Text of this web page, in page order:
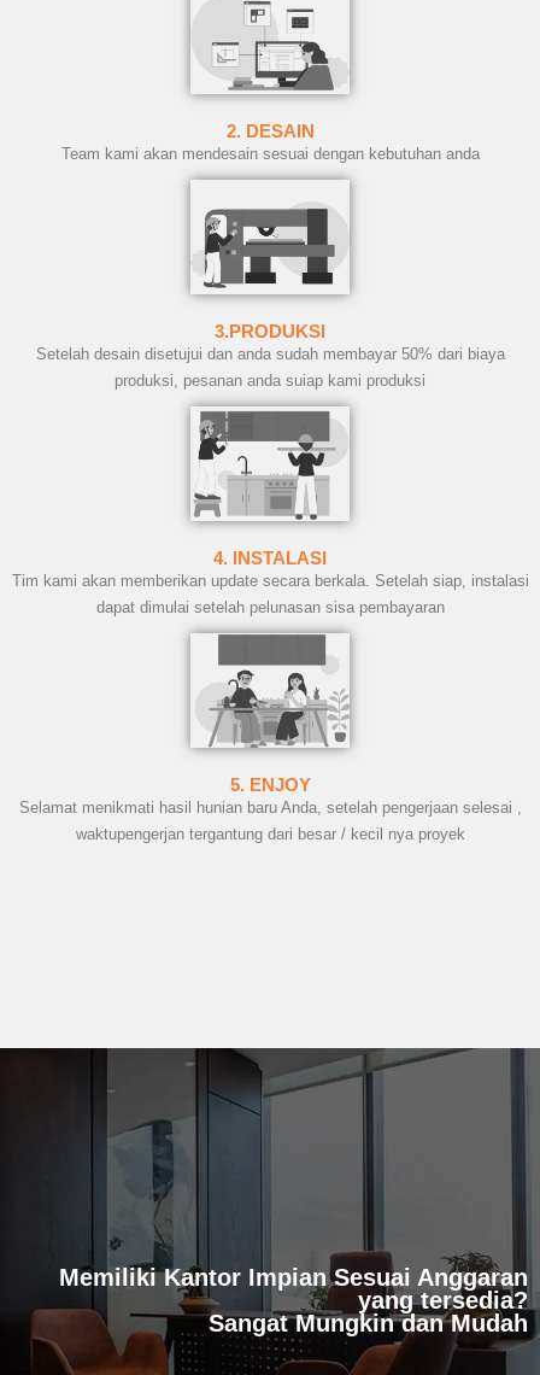
2. DESAIN
Team kami akan mendesain sesuai dengan kebutuhan anda
3.PRODUKSI
Setelah desain disetujui dan anda sudah membayar 50% dari biaya
produksi, pesanan anda suiap kami produksi
4. INSTALASI
Tim kami akan memberikan update secara berkala. Setelah siap, instalasi
dapat dimulai setelah pelunasan sisa pembayaran
5. ENJOY
Selamat menikmati hasil hunian baru Anda, setelah pengerjaan selesai ,
waktupengerjan tergantung dari besar / kecil nya proyek
Memiliki Kantor Impian Sesuai Anggaran
yang tersedia?
Sangat Mungkin dan Mudah